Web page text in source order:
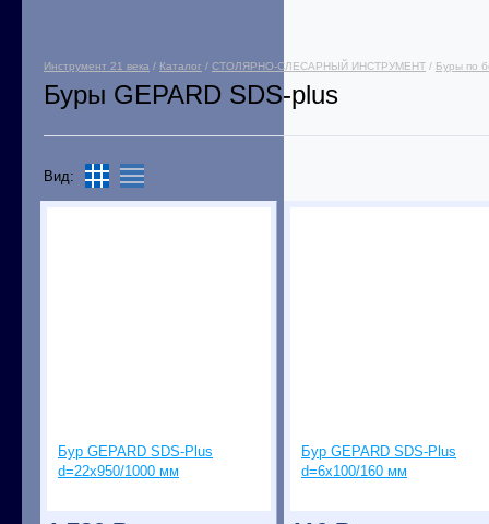
Инструмент 21 века / Каталог / СТОЛЯРНО-СЛЕСАРНЫЙ ИНСТРУМЕНТ / Буры по
Буры GEPARD SDS-plus
Вид:
Бур GEPARD SDS-Plus
d=22х950/1000 мм
Бур GEPARD SDS-Plus
d=6х100/160 мм